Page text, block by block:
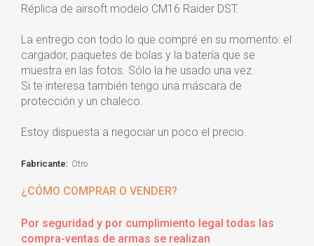
Réplica de airsoft modelo CM16 Raider DST.
La entrego con todo lo que compré en su momento: el
cargador, paquetes de bolas y la batería que se
muestra en las fotos. Sólo la he usado una vez.
Si te interesa también tengo una máscara de
protección y un chaleco.
Estoy dispuesta a negociar un poco el precio.
Fabricante: Otro
¿CÓMO COMPRAR O VENDER?
Por seguridad y por cumplimiento legal todas las
compra-ventas de armas se realizan